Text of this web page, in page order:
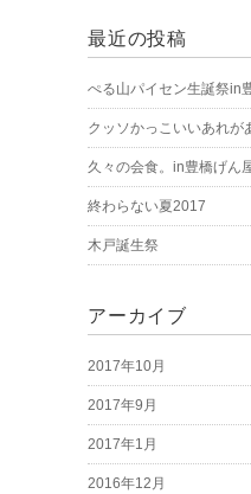
最近の投稿
ぺる山パイセン生誕祭in
クッソかっこいいあれが
久々の会食。in豊橋げん
終わらない夏2017
木戸誕生祭
アーカイブ
2017年10月
2017年9月
2017年1月
2016年12月